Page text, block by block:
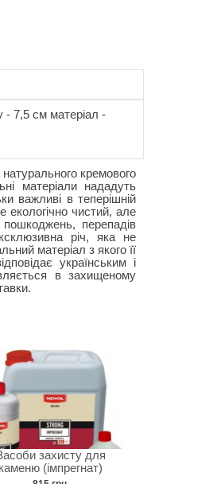
- 7,5 см матеріал -
кремового
матеріали нададуть
важливі в теперішній
екологічно чистий, але
перепадів
річ, яка не
матеріал з якого її
українським і
в захищеному
захисту для
каменю (імпрегнат)